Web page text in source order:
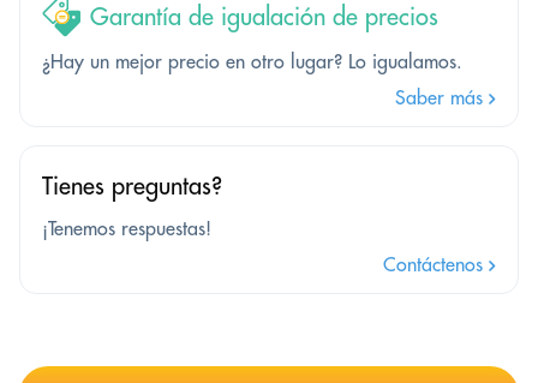
Garantía de igualación de precios
¿Hay un mejor precio en otro lugar? Lo igualamos.
Saber más
Tienes preguntas?
¡Tenemos respuestas!
Contáctenos